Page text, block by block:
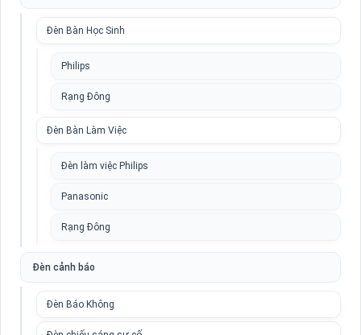
Đèn Bàn Học Sinh
Philips
Rạng Đông
Đèn Bàn Làm Việc
Đèn làm việc Philips
Panasonic
Rạng Đông
Đèn cảnh báo
Đèn Báo Không